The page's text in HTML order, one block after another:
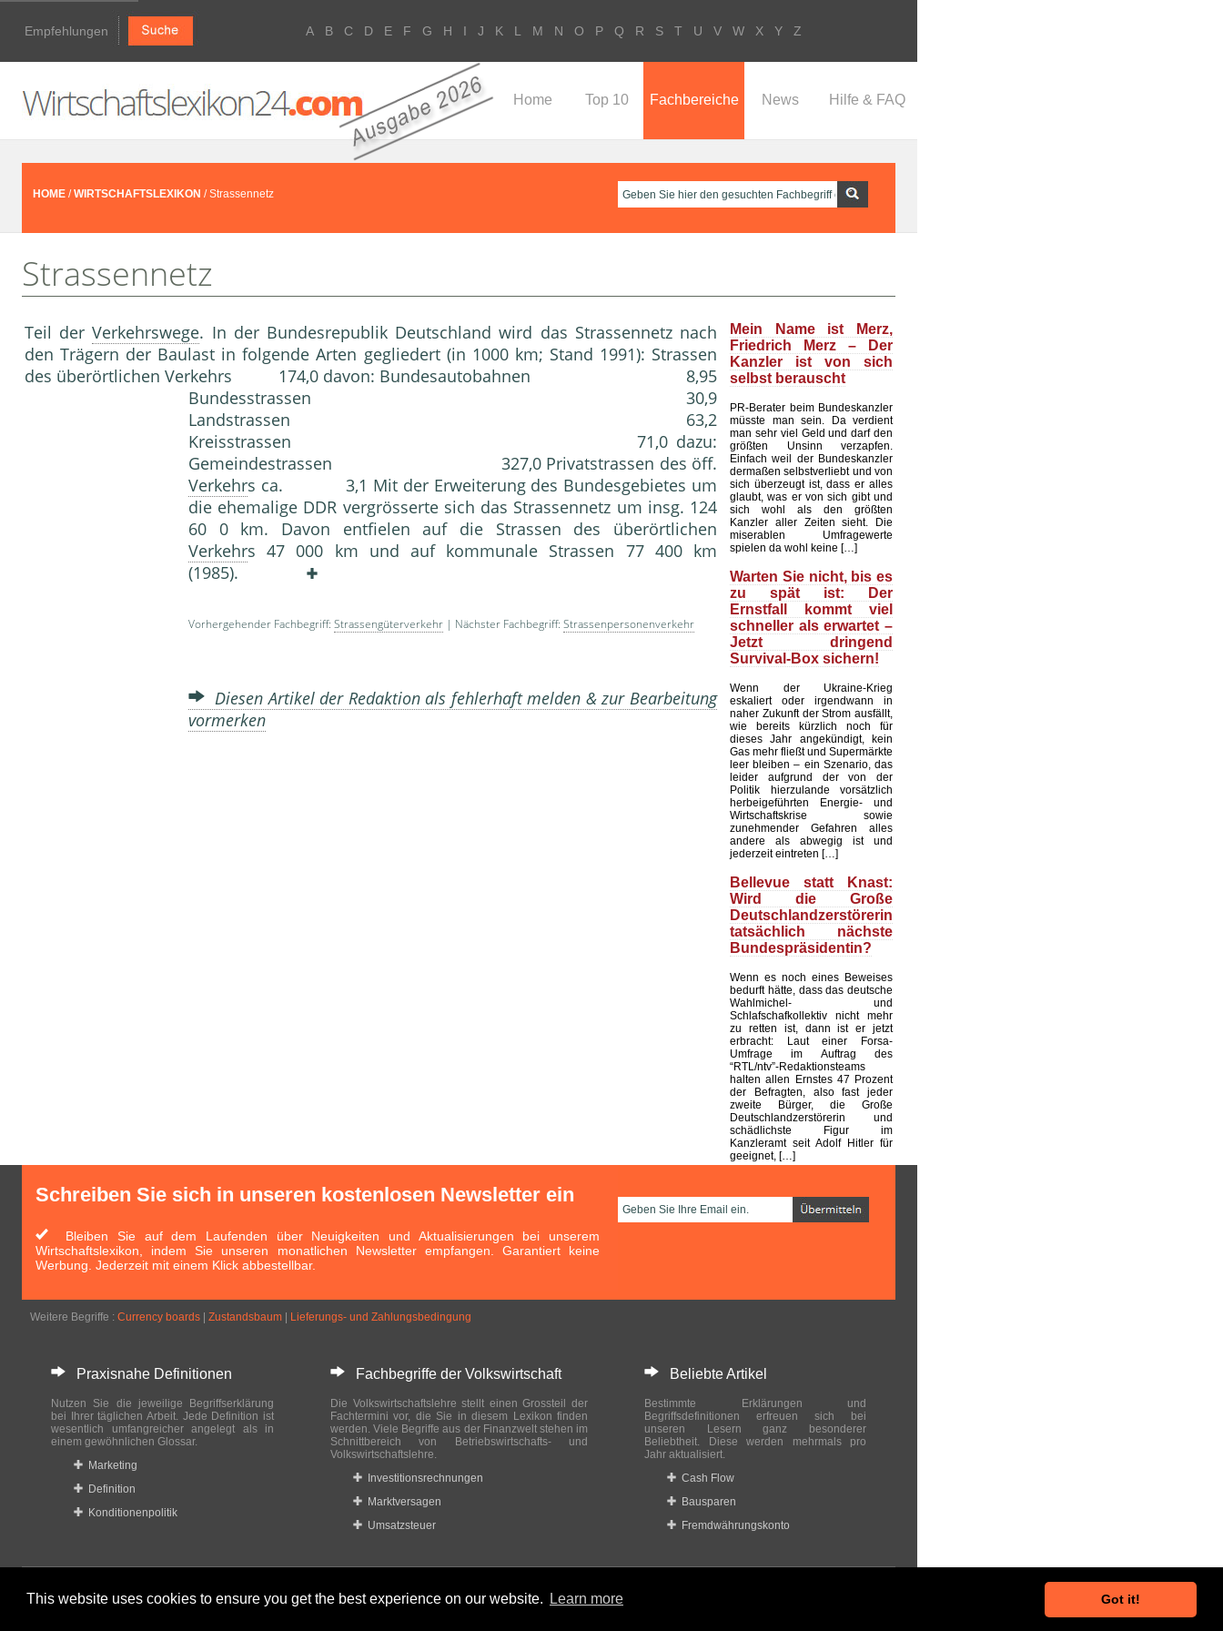
This website uses cookies to ensure you get the best experience on our website. Learn more Got it!
Empfehlungen A B C D E F G H I J K L M N O P Q R S T U V W X Y Z
Home Top 10 Fachbereiche News Hilfe & FAQ
HOME /WIRTSCHAFTSLEXIKON / Strassennetz
Strassennetz
Teil derVerkehrswege. In der Bundesrepublik Deutschland wird das Strassennetz nach
den Trägern der Baulast in folgende Arten gegliedert (in 1000 km; Stand 1991): Strassen
des überörtlichen Verkehrs 174,0 davon: Bundesautobahnen 8,95
Bundesstrassen 30,9
Landstrassen 63,2
Kreisstrassen 71,0 dazu:
Gemeindestrassen 327,0 Privatstrassen des öff.
Verkehrs ca. 3,1 Mit der Erweiterung des Bundesgebietes um
die ehemalige DDR vergrösserte sich das Strassennetz um insg. 124
60 0 km. Davon entfielen auf die Strassen des überörtlichen
Verkehrs 47 000 km und auf kommunale Strassen 77 400 km
(1985).
Vorhergehender Fachbegriff: Strassengüterverkehr | Nächster Fachbegriff: Strassenpersonenverkehr
Diesen Artikel der Redaktion als fehlerhaft melden & zur Bearbeitung
vormerken
Mein Name ist Merz,
Friedrich Merz – Der
Kanzler ist von sich
selbst berauscht
PR-Berater beim Bundeskanzler
müsste man sein. Da verdient
man sehr viel Geld und darf den
größten Unsinn verzapfen.
Einfach weil der Bundeskanzler
dermaßen selbstverliebt und von
sich überzeugt ist, dass er alles
glaubt, was er von sich gibt und
sich wohl als den größten
Kanzler aller Zeiten sieht. Die
miserablen Umfragewerte
spielen da wohl keine […]
Warten Sie nicht, bis es
zu spät ist: Der
Ernstfall kommt viel
schneller als erwartet –
Jetzt dringend
Survival-Box sichern!
Wenn der Ukraine-Krieg
eskaliert oder irgendwann in
naher Zukunft der Strom ausfällt,
wie bereits kürzlich noch für
dieses Jahr angekündigt, kein
Gas mehr fließt und Supermärkte
leer bleiben – ein Szenario, das
leider aufgrund der von der
Politik hierzulande vorsätzlich
herbeigeführten Energie- und
Wirtschaftskrise sowie
zunehmender Gefahren alles
andere als abwegig ist und
jederzeit eintreten […]
Bellevue statt Knast:
Wird die Große
Deutschlandzerstörerin
tatsächlich nächste
Bundespräsidentin?
Wenn es noch eines Beweises
bedurft hätte, dass das deutsche
Wahlmichel- und
Schlafschafkollektiv nicht mehr
zu retten ist, dann ist er jetzt
erbracht: Laut einer Forsa-
Umfrage im Auftrag des
“RTL/ntv”-Redaktionsteams
halten allen Ernstes 47 Prozent
der Befragten, also fast jeder
zweite Bürger, die Große
Deutschlandzerstörerin und
schädlichste Figur im
Kanzleramt seit Adolf Hitler für
geeignet, […]
Schreiben Sie sich in unseren kostenlosen Newsletter ein
Bleiben Sie auf dem Laufenden über Neuigkeiten und Aktualisierungen bei unserem
Wirtschaftslexikon, indem Sie unseren monatlichen Newsletter empfangen. Garantiert keine
Werbung. Jederzeit mit einem Klick abbestellbar.
Weitere Begriffe : Currency boards Zustandsbaum Lieferungs- und Zahlungsbedingung
Praxisnahe Definitionen
Nutzen Sie die jeweilige Begriffserklärung
bei Ihrer täglichen Arbeit. Jede Definition ist
wesentlich umfangreicher angelegt als in
einem gewöhnlichen Glossar.
Marketing
Definition
Konditionenpolitik
Fachbegriffe der Volkswirtschaft
Die Volkswirtschaftslehre stellt einen Grossteil der
Fachtermini vor, die Sie in diesem Lexikon finden
werden. Viele Begriffe aus der Finanzwelt stehen im
Schnittbereich von Betriebswirtschafts- und
Volkswirtschaftslehre.
Investitionsrechnungen
Marktversagen
Umsatzsteuer
Beliebte Artikel
Bestimmte Erklärungen und
Begriffsdefinitionen erfreuen sich bei
unseren Lesern ganz besonderer
Beliebtheit. Diese werden mehrmals pro
Jahr aktualisiert.
Cash Flow
Bausparen
Fremdwährungskonto